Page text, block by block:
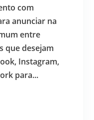
com
anunciar na
entre
que desejam
Instagram,
para...